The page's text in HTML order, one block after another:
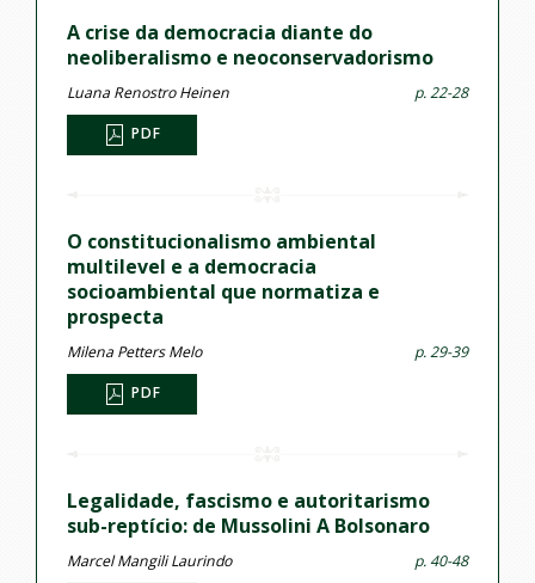
A crise da democracia diante do
neoliberalismo e neoconservadorismo
Luana Renostro Heinen p. 22-28
PDF
O constitucionalismo ambiental
multilevel e a democracia
socioambiental que normatiza e
prospecta
Milena Petters Melo p. 29-39
PDF
Legalidade, fascismo e autoritarismo
sub-reptício: de Mussolini A Bolsonaro
Marcel Mangili Laurindo p. 40-48